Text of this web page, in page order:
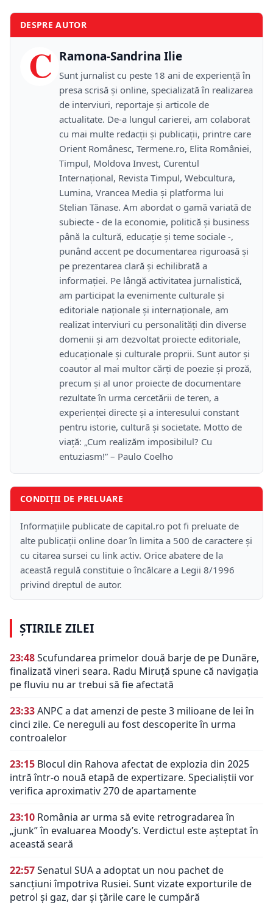
DESPRE AUTOR
C Ramona-Sandrina Ilie
Sunt jurnalist cu peste 18 ani de experiență în
presa scrisă și online, specializată în realizarea
de interviuri, reportaje și articole de
actualitate. De-a lungul carierei, am colaborat
cu mai multe redacții și publicații, printre care
Orient Românesc, Termene.ro, Elita României,
Timpul, Moldova Invest, Curentul
Internațional, Revista Timpul, Webcultura,
Lumina, Vrancea Media și platforma lui
Stelian Tănase. Am abordat o gamă variată de
subiecte - de la economie, politică și business
până la cultură, educație și teme sociale -,
punând accent pe documentarea riguroasă și
pe prezentarea clară și echilibrată a
informației. Pe lângă activitatea jurnalistică,
am participat la evenimente culturale și
editoriale naționale și internaționale, am
realizat interviuri cu personalități din diverse
domenii și am dezvoltat proiecte editoriale,
educaționale și culturale proprii. Sunt autor și
coautor al mai multor cărți de poezie și proză,
precum și al unor proiecte de documentare
rezultate în urma cercetării de teren, a
experienței directe și a interesului constant
pentru istorie, cultură și societate. Motto de
viață: „Cum realizăm imposibilul? Cu
entuziasm!” – Paulo Coelho
CONDIȚII DE PRELUARE
Informațiile publicate de capital.ro pot fi preluate de
alte publicații online doar în limita a 500 de caractere și
cu citarea sursei cu link activ. Orice abatere de la
această regulă constituie o încălcare a Legii 8/1996
privind dreptul de autor.
ȘTIRILE ZILEI
23:48Scufundarea primelor două barje de pe Dunăre,
finalizată vineri seara. Radu Miruță spune că navigația
pe fluviu nu ar trebui să fie afectată
23:33ANPC a dat amenzi de peste 3 milioane de lei în
cinci zile. Ce nereguli au fost descoperite în urma
controalelor
23:15 Blocul din Rahova afectat de explozia din 2025
intră într-o nouă etapă de expertizare. Specialiștii vor
verifica aproximativ 270 de apartamente
23:10 România ar urma să evite retrogradarea în
„junk” în evaluarea Moody’s. Verdictul este așteptat în
această seară
22:57Senatul SUA a adoptat un nou pachet de
sancțiuni împotriva Rusiei. Sunt vizate exporturile de
petrol și gaz, dar și țările care le cumpără